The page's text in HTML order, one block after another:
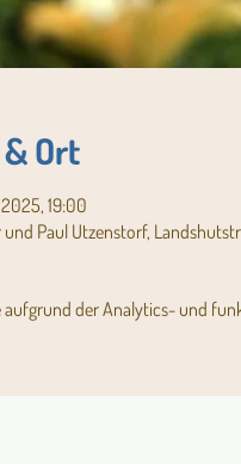
Ort
19:00
und Paul Utzenstorf,
aufgrund der Analytics- und